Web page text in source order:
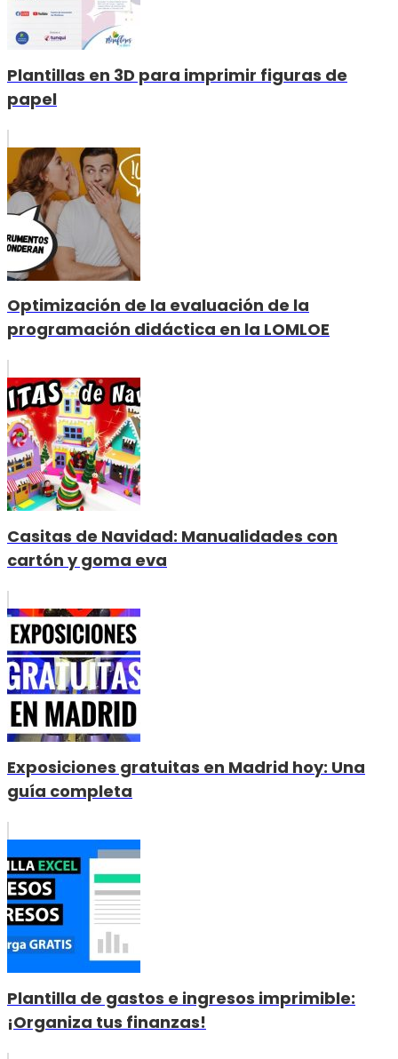
Plantillas en 3D para imprimir figuras de
papel
Optimización de la evaluación de la
programación didáctica en la LOMLOE
Casitas de Navidad: Manualidades con
cartón y goma eva
Exposiciones gratuitas en Madrid hoy: Una
guía completa
Plantilla de gastos e ingresos imprimible:
¡Organiza tus finanzas!